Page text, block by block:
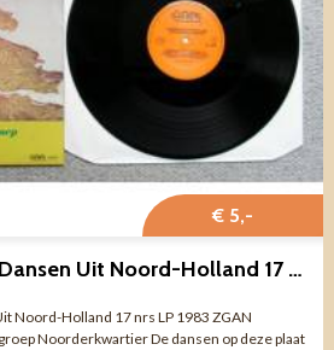
€ 5,-
Noorderkwartier – Dansen Uit Noord-Holland 17 nrs LP 1983 ZGAN
Noord-Holland 17 nrs LP 1983 ZGAN
Noorderkwartier De dansen op deze plaat